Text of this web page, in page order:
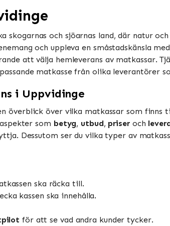
skogarnas och sjöarnas land, där natur
och uppleva en småstadskänsla
att välja hemleverans av matkassar.
matkasse från olika leverantörer
i Uppvidinge
överblick över vilka matkassar som finns
som betyg, utbud, priseroch
Dessutom ser du vilka typer av
ska räcka till.
kassen ska innehålla.
för att se vad andra kunder tycker.